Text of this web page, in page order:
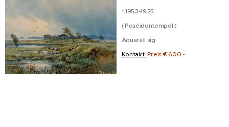
* 1953-1925
( Poseidontempel )
Aquarell sig.
Kontakt: Preis € 600.-